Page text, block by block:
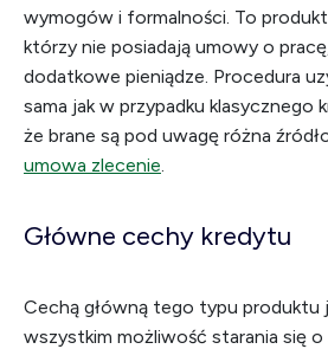
wymogów i formalności. To
którzy nie posiadają umowy o
dodatkowe pieniądze. Procedura
sama jak w przypadku klasycznego
że brane są pod uwagę różna
umowa zlecenie.
Główne cechy kredytu
Cechą główną tego typu produktu
wszystkim możliwość starania się